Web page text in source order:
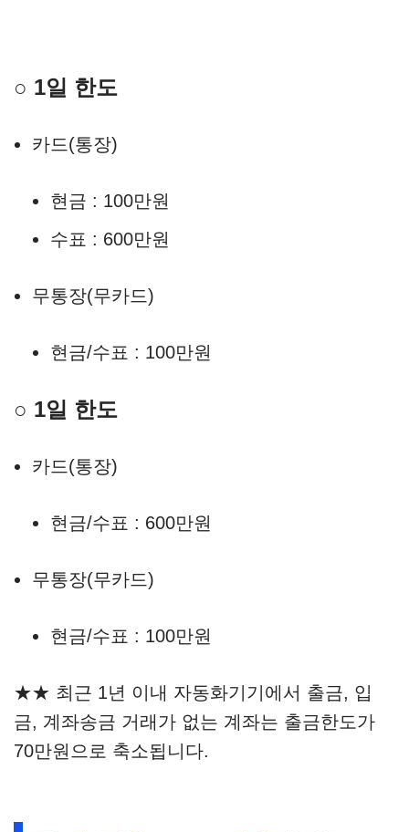
○ 1일 한도
카드(통장)
현금 : 100만원
수표 : 600만원
무통장(무카드)
현금/수표 : 100만원
○ 1일 한도
카드(통장)
현금/수표 : 600만원
무통장(무카드)
현금/수표 : 100만원
★★ 최근 1년 이내 자동화기기에서 출금, 입
금, 계좌송금 거래가 없는 계좌는 출금한도가
70만원으로 축소됩니다.